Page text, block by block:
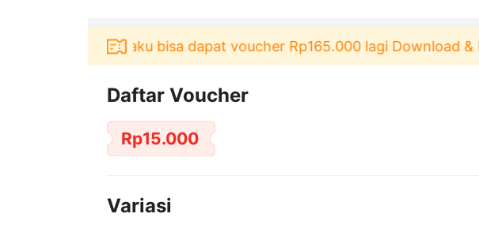
aplikasi Akulaku bisa dapat voucher Rp165.000 lagi Download &
Daftar Voucher
Rp15.000
Variasi